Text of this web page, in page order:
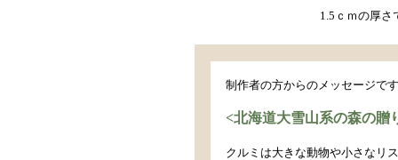
1.5ｃｍの厚さ
制作者の方からのメッセージで
<北海道大雪山系の森の贈
クルミは大きな動物や小さなリ